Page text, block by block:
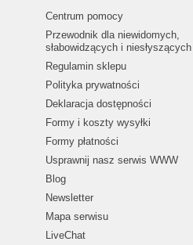
Centrum pomocy
Przewodnik dla niewidomych,
słabowidzących i niesłyszących
Regulamin sklepu
Polityka prywatności
Deklaracja dostępności
Formy i koszty wysyłki
Formy płatności
Usprawnij nasz serwis WWW
Blog
Newsletter
Mapa serwisu
LiveChat